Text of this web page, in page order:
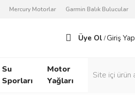
Mercury Motorlar Garmin Balık Bulucular
Üye Ol /Giriş Yap
Su
Sporları
Motor
Yağları